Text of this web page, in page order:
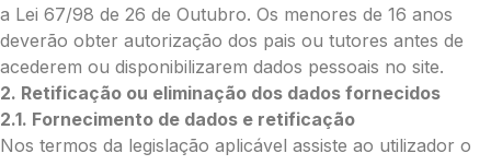
Total:
0.00
€
a Lei 67/98 de 26 de Outubro. Os menores de 16 anos
deverão obter autorização dos pais ou tutores antes de
acederem ou disponibilizarem dados pessoais no site.
2. Retificação ou eliminação dos dados fornecidos
2.1. Fornecimento de dados e retificação
Nos termos da legislação aplicável assiste ao utilizador o